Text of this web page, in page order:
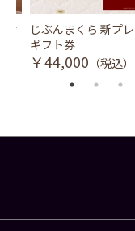
冷
じぶんまくら 新プ
ギフト券
￥44,000 （税込）